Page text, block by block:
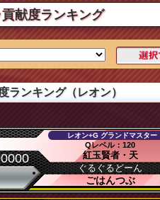
献度ランキング
ランキング（レオン）
レオン+G グランドマスター
Qレベル：120
紅玉賢者・天
ぐるぐるどーん
ごはんつぶ